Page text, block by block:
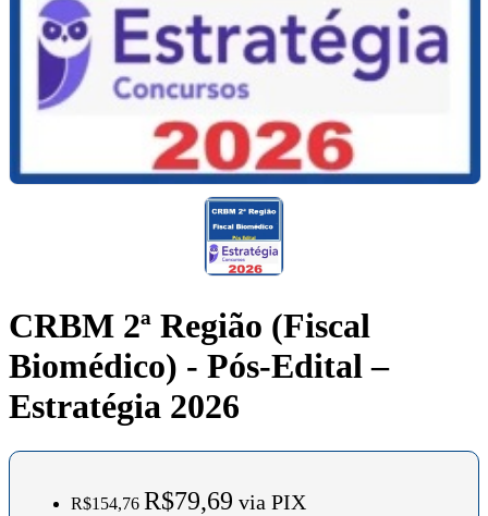
CRBM 2ª Região (Fiscal
Biomédico) - Pós-Edital –
Estratégia 2026
R$154,76 R$79,69 via PIX